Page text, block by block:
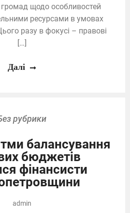
громад щодо особливостей
ресурсами в умовах
разу в фокусі – правові
[…]
Далі
рубрики
балансування
бюджетів
фінансисти
admin